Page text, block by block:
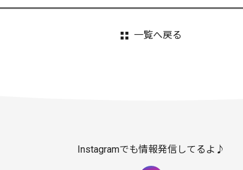
一覧へ戻る
Instagramでも情報発信してるよ♪